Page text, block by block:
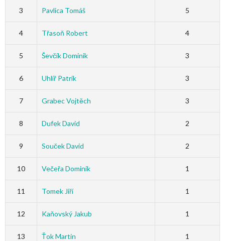
3 Pavlica Tomáš 5
4 Třasoň Robert 4
5 Ševčík Dominik 3
6 Uhlíř Patrik 3
7 Grabec Vojtěch 3
8 Dufek David 2
9 Souček David 2
10 Večeřa Dominik 1
11 Tomek Jiří 1
12 Kaňovský Jakub 1
13 Ťok Martin 1